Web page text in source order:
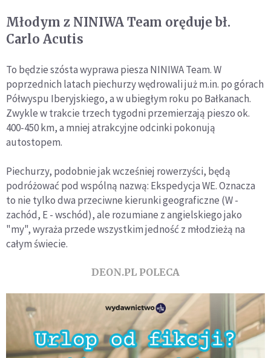
Młodym z NINIWA Team oręduje bł.
Carlo Acutis
To będzie szósta wyprawa piesza NINIWA Team. W
poprzednich latach piechurzy wędrowali już m.in. po górach
Półwyspu Iberyjskiego, a w ubiegłym roku po Bałkanach.
Zwykle w trakcie trzech tygodni przemierzają pieszo ok.
400-450 km, a mniej atrakcyjne odcinki pokonują
autostopem.
Piechurzy, podobnie jak wcześniej rowerzyści, będą
podróżować pod wspólną nazwą: Ekspedycja WE. Oznacza
to nie tylko dwa przeciwne kierunki geograficzne (W -
zachód, E - wschód), ale rozumiane z angielskiego jako
"my", wyraża przede wszystkim jedność z młodzieżą na
całym świecie.
DEON.PL POLECA